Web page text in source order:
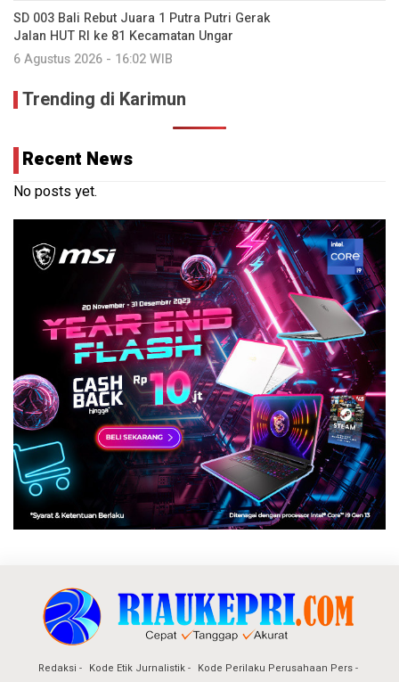
SD 003 Bali Rebut Juara 1 Putra Putri Gerak
Jalan HUT RI ke 81 Kecamatan Ungar
6 Agustus 2026 - 16:02 WIB
Trending di Karimun
Recent News
No posts yet.
Redaksi Kode Etik Jurnalistik
Kode Perilaku Perusahaan Pers